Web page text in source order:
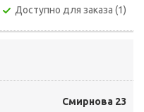
Доступно для заказа (1)
Смирнова 23